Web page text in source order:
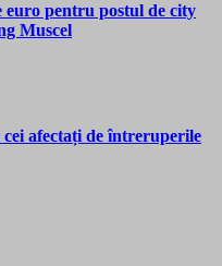
euro pentru postul de city
Muscel
afectați de întreruperile